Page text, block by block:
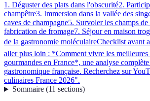
1. Déguster des plats dans l'obscurité2.
champêtre3. Immersion dans la vallée des
caves de champagne5. Survoler les champs de
fabrication de fromage7. Séjour en maison
de la gastronomie moléculaireChecklist avant
aller plus loin : *Comment vivre les meilleures
gourmandes en France*, une analyse
gastronomique française. Recherchez sur
culinaires France 2026".
Sommaire(11 sections)